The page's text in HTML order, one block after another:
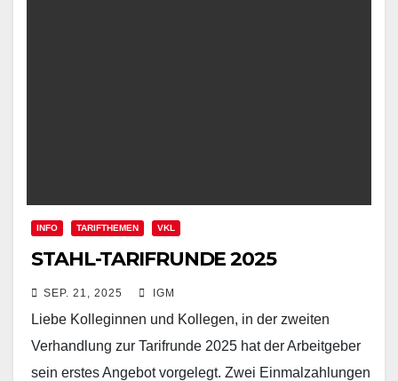
INFO TARIFTHEMEN VKL
STAHL-TARIFRUNDE 2025
SEP. 21, 2025 IGM
Liebe Kolleginnen und Kollegen, in der zweiten
Verhandlung zur Tarifrunde 2025 hat der Arbeitgeber
sein erstes Angebot vorgelegt. Zwei Einmalzahlungen